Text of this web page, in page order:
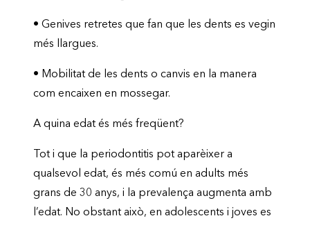
• Genives retretes que fan que les dents es vegin
més llargues.
• Mobilitat de les dents o canvis en la manera
com encaixen en mossegar.
A quina edat és més freqüent?
Tot i que la periodontitis pot aparèixer a
qualsevol edat, és més comú en adults més
grans de 30 anys, i la prevalença augmenta amb
l’edat. No obstant això, en adolescents i joves es